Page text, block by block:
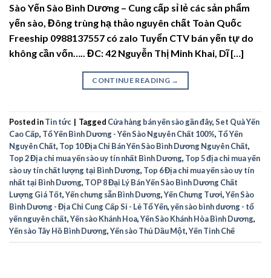
Sào Yến Sào Bình Dương – Cung cấp sỉ lẻ các sản phẩm
yến sào, Đông trùng hạ thảo nguyên chất Toàn Quốc
Freeship 0988137557 có zalo Tuyển CTV bán yến tự do
không cần vốn….. ĐC: 42 Nguyễn Thị Minh Khai, Dĩ […]
CONTINUE READING →
Posted inTin tức | Tagged Cửa hàng bán yến sào gần đây,Set Quà Yến
Cao Cấp, Tổ Yến Bình Dương - Yến Sào Nguyên Chất 100%, Tổ Yến
Nguyên Chất, Top 10 Địa Chỉ Bán Yến Sào Bình Dương Nguyên Chất,
Top 2 Địa chỉ mua yến sào uy tín nhất Bình Dương, Top 5 địa chỉ mua yến
sào uy tín chất lượng tại Bình Dương, Top 6 Địa chỉ mua yến sào uy tín
nhất tại Bình Dương, TOP 8 Đại Lý Bán Yến Sào Bình Dương Chất
Lượng Giá Tốt,Yến chưng sẵn Bình Dương,Yến Chưng Tươi,Yến Sào
Bình Dương - Địa Chỉ Cung Cấp Sỉ - Lẻ Tổ Yến,yến sào bình dương - tổ
yến nguyên chất,Yến sào Khánh Hoa,Yến Sào Khánh Hòa Bình Dương,
Yến sào Tây Hồ Bình Dương,Yến sào Thủ Dầu Một,Yến Tinh Chế